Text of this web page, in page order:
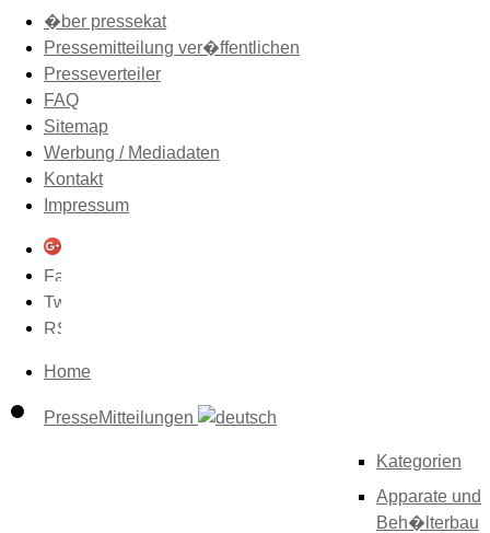
�ber pressekat
Pressemitteilung ver�ffentlichen
Presseverteiler
FAQ
Sitemap
Werbung / Mediadaten
Kontakt
Impressum
Home
PresseMitteilungen
Kategorien
Apparate und
Beh�lterbau